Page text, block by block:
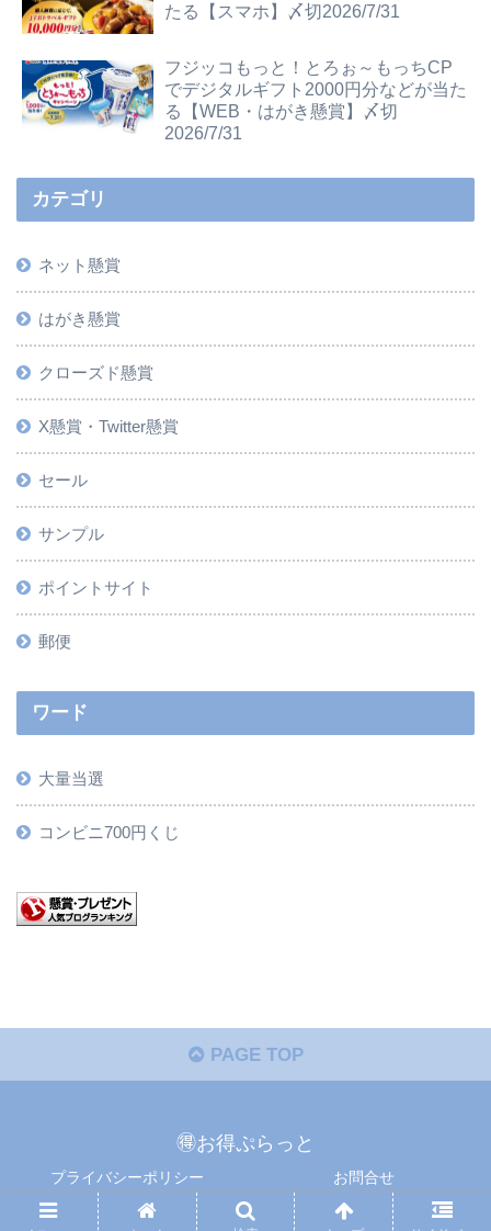
たる【スマホ】〆切2026/7/31
フジッコもっと！とろぉ～もっちCP
でデジタルギフト2000円分などが当た
る【WEB・はがき懸賞】〆切
2026/7/31
カテゴリ
ネット懸賞
はがき懸賞
クローズド懸賞
X懸賞・Twitter懸賞
セール
サンプル
ポイントサイト
郵便
ワード
大量当選
コンビニ700円くじ
PAGE TOP
🉐お得ぷらっと
プライバシーポリシー お問合せ
Copyright © 懸賞ぷらっと All Rights Reserved.